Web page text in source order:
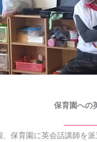
保育園への
、保育園に英会話講師を